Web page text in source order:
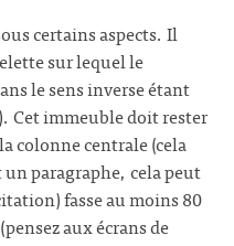
certains aspects. Il
sur lequel le
le sens inverse étant
Cet immeuble doit rester
colonne centrale (cela
un paragraphe, cela peut
fasse au moins 80
aux écrans de